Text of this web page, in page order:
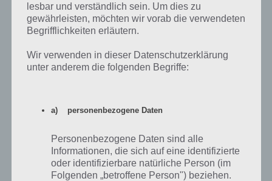
Das Besondere an dieser App ist der Blickwinkel auf Pferde. So muss
man hier in den Ställen das Heu auslegen, Futter zur Verfügung
stellen und vieles mehr. So gilt es weiterhin in der App Horse Haven
die Pferde zu züchten und zu stylen. Pferde Fans werden in dieser
App also voll auf ihre Kosten kommen.
Haven für Android und iOS.
Horse Haven World Adventures für Android
im Google Play Store
lesbar und verständlich sein. Um dies zu
gewährleisten, möchten wir vorab die verwendeten
Begrifflichkeiten erläutern.
Wir verwenden in dieser Datenschutzerklärung
unter anderem die folgenden Begriffe:
a) personenbezogene Daten
Personenbezogene Daten sind alle
Informationen, die sich auf eine identifizierte
oder identifizierbare natürliche Person (im
Folgenden „betroffene Person") beziehen.